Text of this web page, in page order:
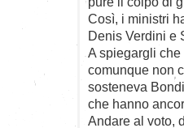
Così, i ministri
Denis Verdini e
A spiegargli che
comunque non
sosteneva
che hanno
Andare al voto,